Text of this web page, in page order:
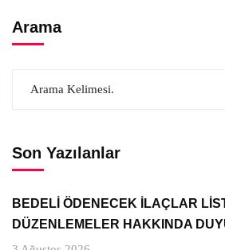
Arama
Son Yazılanlar
BEDELİ ÖDENECEK İLAÇLAR
DÜZENLEMELER HAKKINDA